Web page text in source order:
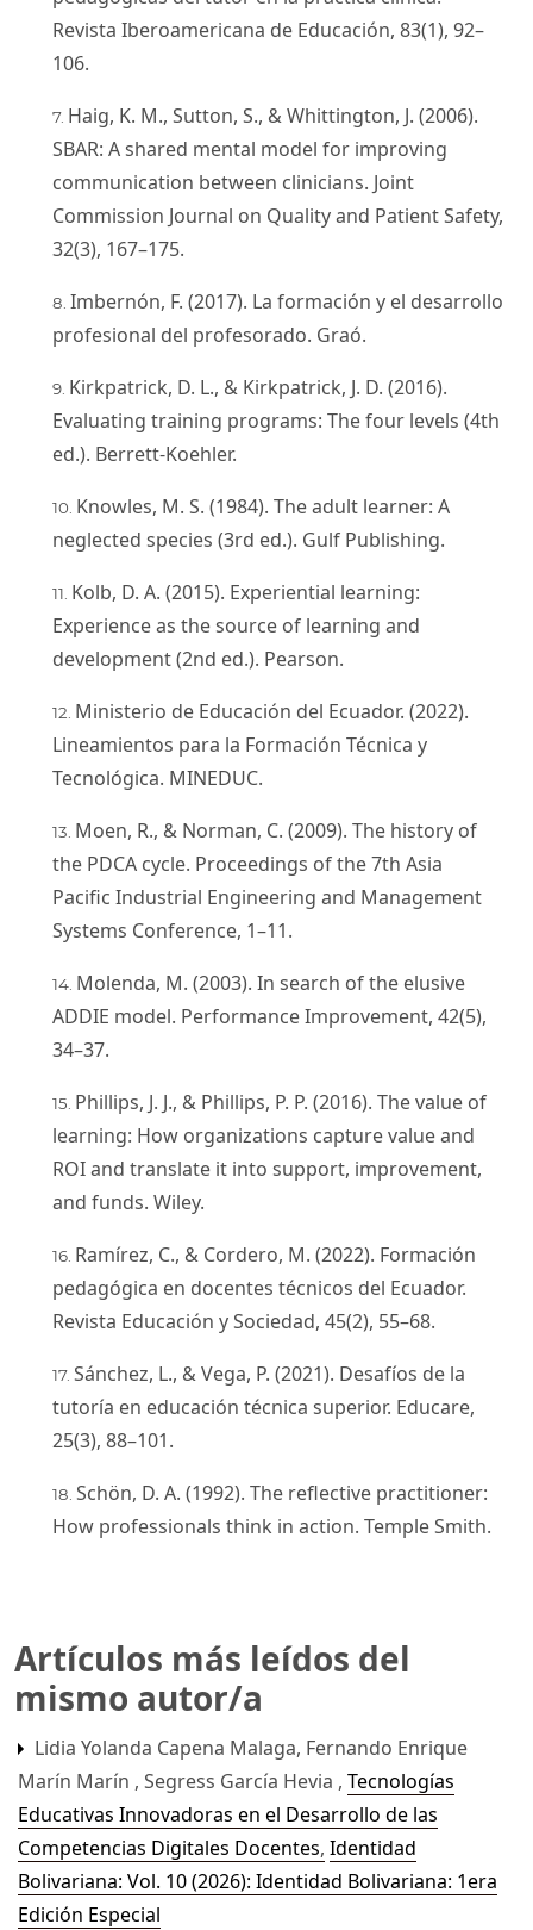
Revista Iberoamericana de Educación, 83(1), 92–
106.
Haig, K. M., Sutton, S., & Whittington, J. (2006).
SBAR: A shared mental model for improving
communication between clinicians. Joint
Commission Journal on Quality and Patient Safety,
32(3), 167–175.
Imbernón, F. (2017). La formación y el desarrollo
profesional del profesorado. Graó.
Kirkpatrick, D. L., & Kirkpatrick, J. D. (2016).
Evaluating training programs: The four levels (4th
ed.). Berrett-Koehler.
Knowles, M. S. (1984). The adult learner: A
neglected species (3rd ed.). Gulf Publishing.
Kolb, D. A. (2015). Experiential learning:
Experience as the source of learning and
development (2nd ed.). Pearson.
Ministerio de Educación del Ecuador. (2022).
Lineamientos para la Formación Técnica y
Tecnológica. MINEDUC.
Moen, R., & Norman, C. (2009). The history of
the PDCA cycle. Proceedings of the 7th Asia
Pacific Industrial Engineering and Management
Systems Conference, 1–11.
Molenda, M. (2003). In search of the elusive
ADDIE model. Performance Improvement, 42(5),
34–37.
Phillips, J. J., & Phillips, P. P. (2016). The value of
learning: How organizations capture value and
ROI and translate it into support, improvement,
and funds. Wiley.
Ramírez, C., & Cordero, M. (2022). Formación
pedagógica en docentes técnicos del Ecuador.
Revista Educación y Sociedad, 45(2), 55–68.
Sánchez, L., & Vega, P. (2021). Desafíos de la
tutoría en educación técnica superior. Educare,
25(3), 88–101.
Schön, D. A. (1992). The reflective practitioner:
How professionals think in action. Temple Smith.
Artículos más leídos del
mismo autor/a
Lidia Yolanda Capena Malaga, Fernando Enrique
Marín Marín , Segress García Hevia , Tecnologías
Educativas Innovadoras en el Desarrollo de las
Competencias Digitales Docentes, Identidad
Bolivariana: Vol. 10 (2026): Identidad Bolivariana: 1era
Edición Especial